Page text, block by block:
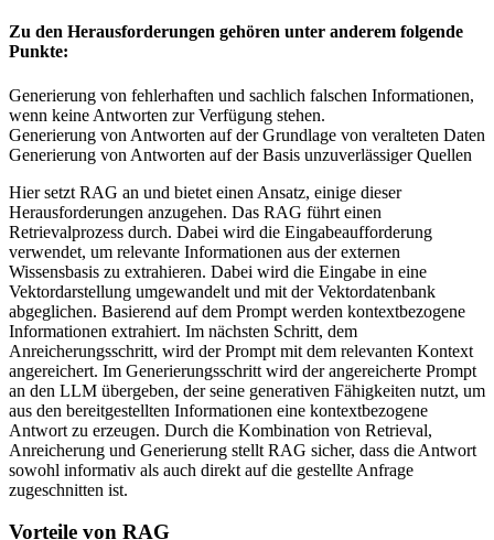
Zu den Herausforderungen gehören unter anderem folgende
Punkte:
Generierung von fehlerhaften und sachlich falschen Informationen,
wenn keine Antworten zur Verfügung stehen.
Generierung von Antworten auf der Grundlage von veralteten Daten
Generierung von Antworten auf der Basis unzuverlässiger Quellen
Hier setzt RAG an und bietet einen Ansatz, einige dieser
Herausforderungen anzugehen. Das RAG führt einen
Retrievalprozess durch. Dabei wird die Eingabeaufforderung
verwendet, um relevante Informationen aus der externen
Wissensbasis zu extrahieren. Dabei wird die Eingabe in eine
Vektordarstellung umgewandelt und mit der Vektordatenbank
abgeglichen. Basierend auf dem Prompt werden kontextbezogene
Informationen extrahiert. Im nächsten Schritt, dem
Anreicherungsschritt, wird der Prompt mit dem relevanten Kontext
angereichert. Im Generierungsschritt wird der angereicherte Prompt
an den LLM übergeben, der seine generativen Fähigkeiten nutzt, um
aus den bereitgestellten Informationen eine kontextbezogene
Antwort zu erzeugen. Durch die Kombination von Retrieval,
Anreicherung und Generierung stellt RAG sicher, dass die Antwort
sowohl informativ als auch direkt auf die gestellte Anfrage
zugeschnitten ist.
Vorteile von RAG